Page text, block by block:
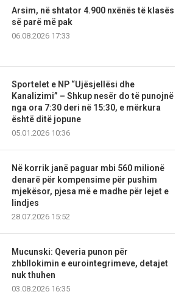
Arsim, në shtator 4.900 nxënës të klasës
së parë më pak
06.08.2026 17:33
Sportelet e NP “Ujësjellësi dhe
Kanalizimi” – Shkup nesër do të punojnë
nga ora 7:30 deri në 15:30, e mërkura
është ditë jopune
05.01.2026 10:36
Në korrik janë paguar mbi 560 milionë
denarë për kompensime për pushim
mjekësor, pjesa më e madhe për lejet e
lindjes
28.07.2026 15:52
Mucunski: Qeveria punon për
zhbllokimin e eurointegrimeve, detajet
nuk thuhen
03.08.2026 16:35